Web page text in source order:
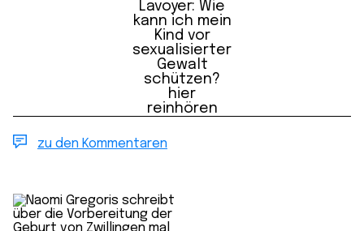
Lavoyer: Wie
kann ich mein
Kind vor
sexualisierter
Gewalt
schützen?
hier
reinhören
zu den Kommentaren